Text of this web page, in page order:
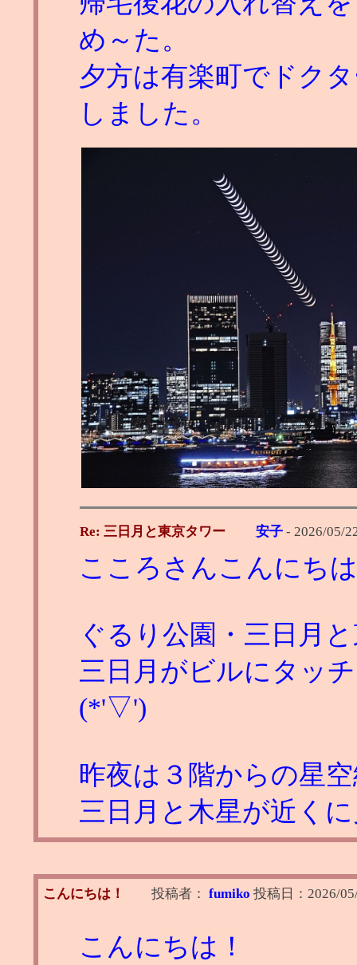
め～た。
夕方は有楽町でドク
しました。
Re: 三日月と東京タワー 安子 - 2026/05/
こころさんこんにち
ぐるり公園・三日月
三日月がビルにタッ
(*'▽')
昨夜は３階からの星
三日月と木星が近く
こんにちは！ 投稿者： fumiko 投稿日： 2026/
こんにちは！